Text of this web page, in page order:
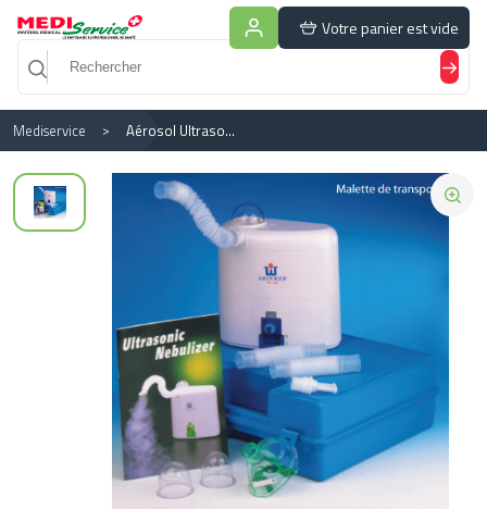
Votre panier est vide
Mediservice Aérosol Ultrasonique
Panneau de gestion des cookies